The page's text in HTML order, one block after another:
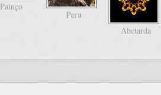
Painço
Peru
Abetarda